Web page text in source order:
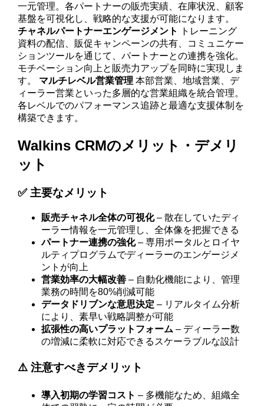
一元管理。各パートナーの販売実績、在庫状況、顧客
基盤を可視化し、戦略的な支援が可能になります。
チャネルパートナーエンゲージメント
トレーニング
資料の配信、販促キャンペーンの共有、コミュニケー
ションツールを通じて、パートナーとの連携を強化。
モチベーション向上と販売力アップを同時に実現しま
す。 マルチレベル営業管理 本部営業、地域営業、デ
ィーラー営業といった多層的な営業組織を統合管理。
各レベルでのパフォーマンス追跡と最適な支援体制を
構築できます。
Walkins CRMのメリット・デメリ
ット
✅ 主要なメリット
販売チャネル全体の可視化– 散在していたディ
ーラー情報を一元管理し、全体像を把握できる
パートナー連携の強化– 専用ポータルとロイヤ
ルティプログラムでディーラーのエンゲージメ
ントが向上
営業効率の大幅改善 – 自動化機能により、管理
業務の時間を80%削減可能
データドリブンな意思決定 – リアルタイム分析
により、素早い戦略調整が可能
拡張性の高いプラットフォーム – ディーラー数
の増減に柔軟に対応できるスケーラブルな設計
⚠️ 注意すべきデメリット
導入初期の学習コスト – 多機能なため、組織全